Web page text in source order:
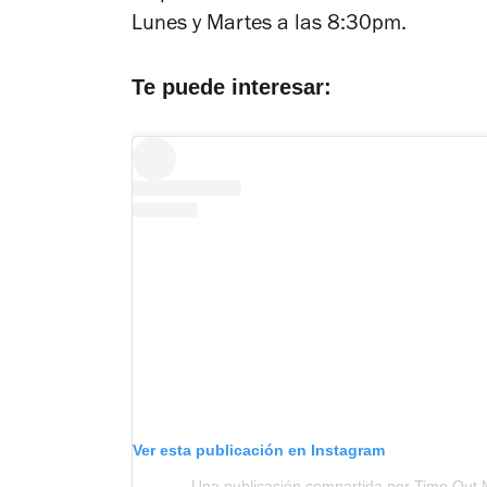
Lunes y Martes a las 8:30pm.
Te puede interesar:
Ver esta publicación en Instagram